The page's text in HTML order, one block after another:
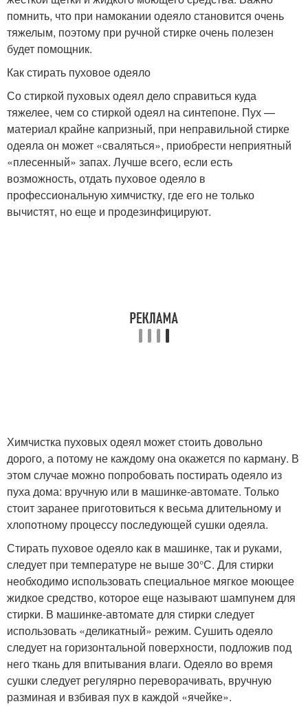
помнить, что при намокании одеяло становится очень
тяжелым, поэтому при ручной стирке очень полезен
будет помощник.
Как стирать пуховое одеяло
Со стиркой пуховых одеял дело справиться куда
тяжелее, чем со стиркой одеял на синтепоне. Пух —
материал крайне капризный, при неправильной стирке
одеяла он может «сваляться», приобрести неприятный
«плесенный» запах. Лучше всего, если есть
возможность, отдать пуховое одеяло в
профессиональную химчистку, где его не только
вычистят, но еще и продезинфицируют.
Химчистка пуховых одеял может стоить довольно
дорого, а потому не каждому она окажется по карману. В
этом случае можно попробовать постирать одеяло из
пуха дома: вручную или в машинке-автомате. Только
стоит заранее приготовиться к весьма длительному и
хлопотному процессу последующей сушки одеяла.
Стирать пуховое одеяло как в машинке, так и руками,
следует при температуре не выше 30°С. Для стирки
необходимо использовать специальное мягкое моющее
жидкое средство, которое еще называют шампунем для
стирки. В машинке-автомате для стирки следует
использовать «деликатный» режим. Сушить одеяло
следует на горизонтальной поверхности, подложив под
него ткань для впитывания влаги. Одеяло во время
сушки следует регулярно переворачивать, вручную
разминая и взбивая пух в каждой «ячейке».